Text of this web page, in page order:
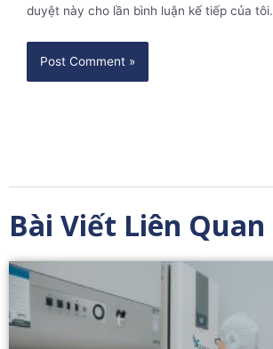
duyệt này cho lần bình luận kế tiếp của tôi.
Bài Viết Liên Quan